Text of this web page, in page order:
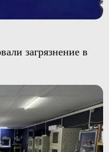
загрязнение в